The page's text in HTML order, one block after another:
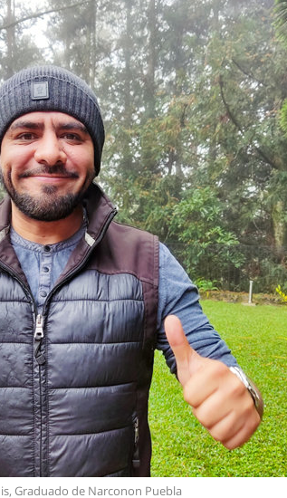
Graduado de Narconon Puebla